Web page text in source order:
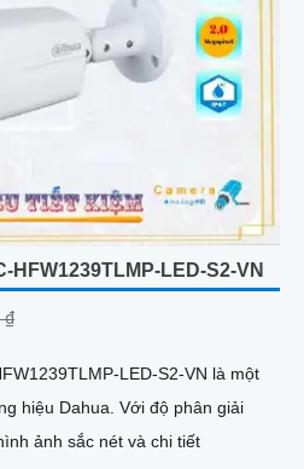
HFW1239TLMP-LED-S2-VN
₫
LED-S2-VN là một
Với độ phân giải
ảnh sắc nét và chi tiết